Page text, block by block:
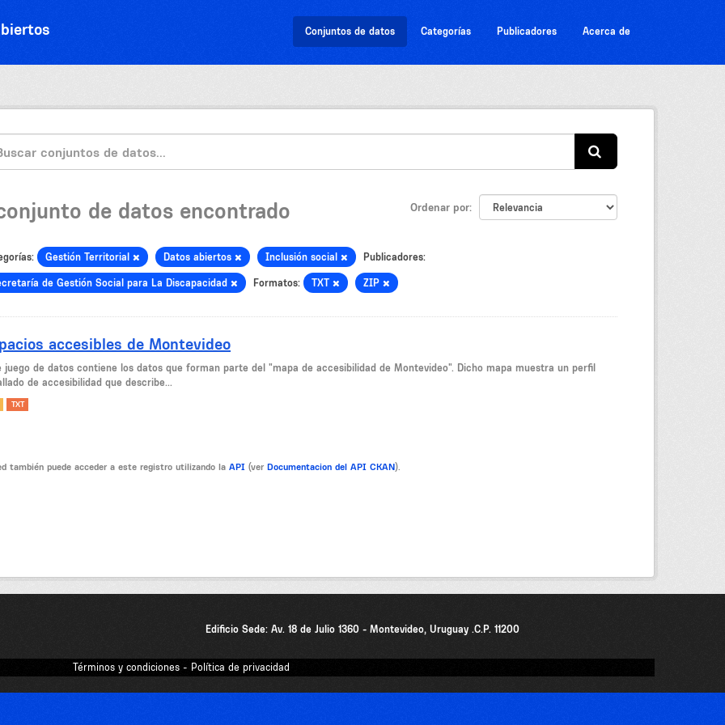
Conjuntos de datos Categorías Publicadores Acerca de
Ordenar por
de datos encontrado
Gestión Territorial Datos abiertos Inclusión social Publicadores:
de Gestión Social para La Discapacidad Formatos: TXT ZIP
accesibles de Montevideo
juego de datos contiene los datos que forman parte del "mapa de accesibilidad de Montevideo". Dicho mapa muestra un perfil
de accesibilidad que describe...
TXT
también puede acceder a este registro utilizando la API (ver Documentacion del API CKAN).
Edificio Sede: Av. 18 de Julio 1360 - Montevideo, Uruguay .C.P. 11200
Términos y condiciones - Política de privacidad